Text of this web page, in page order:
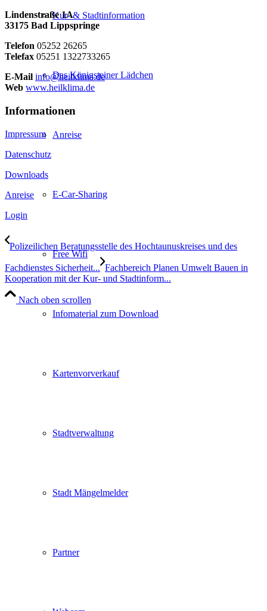
Kur- & Stadtinformation
Das Königsteiner Lädchen
Anreise
E-Car-Sharing
Free Wifi
Infomaterial zum Download
Kartenvorverkauf
Stadtverwaltung
Stadt Mängelmelder
Partner
Lindenstraße 1A
33175 Bad Lippspringe
Telefon 05252 26265
Telefax 05251 1322733265
E-Mail info@heilklima.de
Web www.heilklima.de
Informationen
Impressum
Datenschutz
Downloads
Anreise
Login
Polizeilichen Beratungsstelle des Hochtaunuskreises und des
Fachdienstes Sicherheit... Fachbereich Planen Umwelt Bauen in
Kooperation mit der Kur- und Stadtinform...
Nach oben scrollen